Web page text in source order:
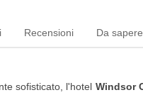
Recensioni Da sapere
sofisticato, l'hotel Windsor